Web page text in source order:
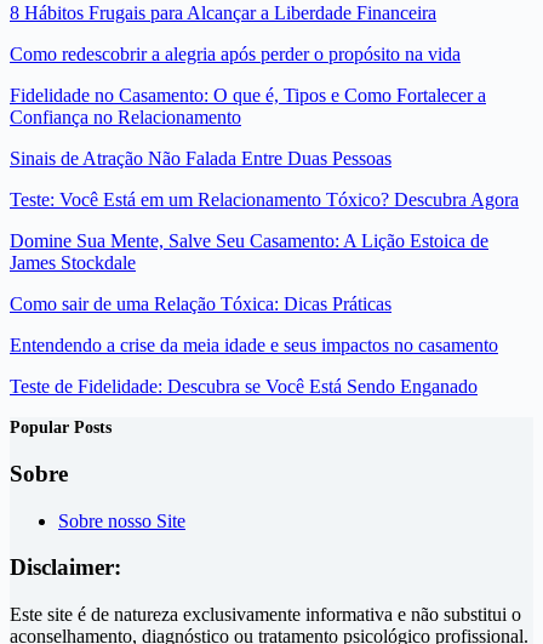
8 Hábitos Frugais para Alcançar a Liberdade Financeira
Como redescobrir a alegria após perder o propósito na vida
Fidelidade no Casamento: O que é, Tipos e Como Fortalecer a
Confiança no Relacionamento
Sinais de Atração Não Falada Entre Duas Pessoas
Teste: Você Está em um Relacionamento Tóxico? Descubra Agora
Domine Sua Mente, Salve Seu Casamento: A Lição Estoica de
James Stockdale
Como sair de uma Relação Tóxica: Dicas Práticas
Entendendo a crise da meia idade e seus impactos no casamento
Teste de Fidelidade: Descubra se Você Está Sendo Enganado
Popular Posts
Sobre
Sobre nosso Site
Disclaimer:
Este site é de natureza exclusivamente informativa e não substitui o
aconselhamento, diagnóstico ou tratamento psicológico profissional.